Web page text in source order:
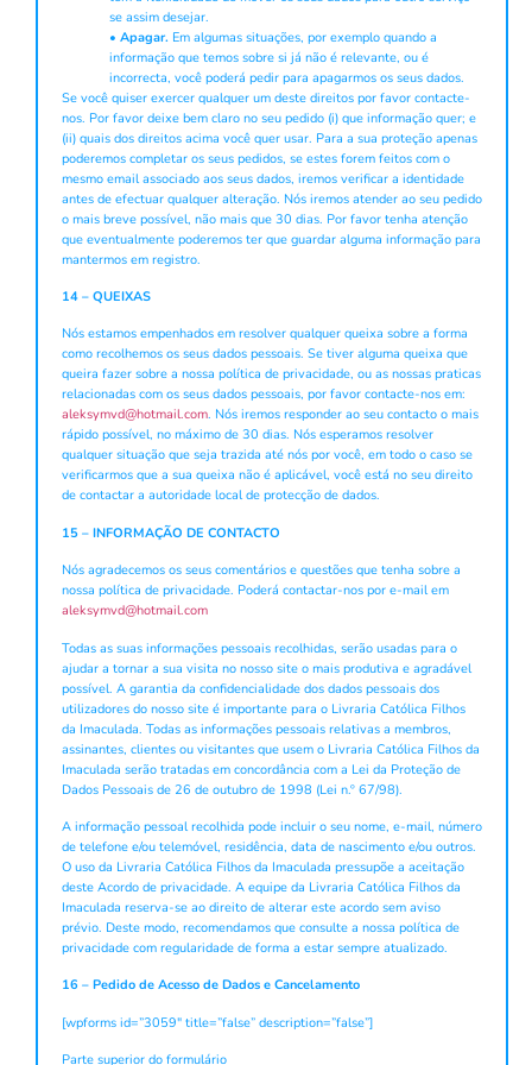
se assim desejar.
• Apagar. Em algumas situações, por exemplo quando a
informação que temos sobre si já não é relevante, ou é
incorrecta, você poderá pedir para apagarmos os seus dados.
Se você quiser exercer qualquer um deste direitos por favor contacte-
nos. Por favor deixe bem claro no seu pedido (i) que informação quer; e
(ii) quais dos direitos acima você quer usar. Para a sua proteção apenas
poderemos completar os seus pedidos, se estes forem feitos com o
mesmo email associado aos seus dados, iremos verificar a identidade
antes de efectuar qualquer alteração. Nós iremos atender ao seu pedido
o mais breve possível, não mais que 30 dias. Por favor tenha atenção
que eventualmente poderemos ter que guardar alguma informação para
mantermos em registro.
14 – QUEIXAS
Nós estamos empenhados em resolver qualquer queixa sobre a forma
como recolhemos os seus dados pessoais. Se tiver alguma queixa que
queira fazer sobre a nossa política de privacidade, ou as nossas praticas
relacionadas com os seus dados pessoais, por favor contacte-nos em:
aleksymvd@hotmail.com. Nós iremos responder ao seu contacto o mais
rápido possível, no máximo de 30 dias. Nós esperamos resolver
qualquer situação que seja trazida até nós por você, em todo o caso se
verificarmos que a sua queixa não é aplicável, você está no seu direito
de contactar a autoridade local de protecção de dados.
15 – INFORMAÇÃO DE CONTACTO
Nós agradecemos os seus comentários e questões que tenha sobre a
nossa política de privacidade. Poderá contactar-nos por e-mail em
aleksymvd@hotmail.com
Todas as suas informações pessoais recolhidas, serão usadas para o
ajudar a tornar a sua visita no nosso site o mais produtiva e agradável
possível. A garantia da confidencialidade dos dados pessoais dos
utilizadores do nosso site é importante para o Livraria Católica Filhos
da Imaculada. Todas as informações pessoais relativas a membros,
assinantes, clientes ou visitantes que usem o Livraria Católica Filhos da
Imaculada serão tratadas em concordância com a Lei da Proteção de
Dados Pessoais de 26 de outubro de 1998 (Lei n.º 67/98).
A informação pessoal recolhida pode incluir o seu nome, e-mail, número
de telefone e/ou telemóvel, residência, data de nascimento e/ou outros.
O uso da Livraria Católica Filhos da Imaculada pressupõe a aceitação
deste Acordo de privacidade. A equipe da Livraria Católica Filhos da
Imaculada reserva-se ao direito de alterar este acordo sem aviso
prévio. Deste modo, recomendamos que consulte a nossa política de
privacidade com regularidade de forma a estar sempre atualizado.
16 – Pedido de Acesso de Dados e Cancelamento
[wpforms id=”3059″ title=”false” description=”false”]
Parte superior do formulário